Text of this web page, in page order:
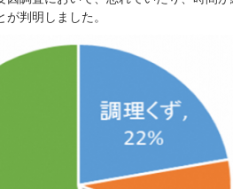
判明しました。